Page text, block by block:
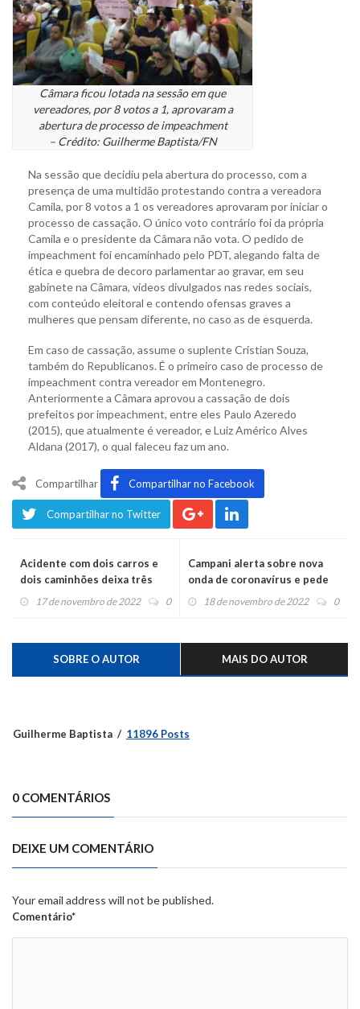
Câmara ficou lotada na sessão em que
vereadores, por 8 votos a 1, aprovaram a
abertura de processo de impeachment
– Crédito: Guilherme Baptista/FN
Na sessão que decidiu pela abertura do processo, com a
presença de uma multidão protestando contra a vereadora
Camila, por 8 votos a 1 os vereadores aprovaram por iniciar o
processo de cassação. O único voto contrário foi da própria
Camila e o presidente da Câmara não vota. O pedido de
impeachment foi encaminhado pelo PDT, alegando falta de
ética e quebra de decoro parlamentar ao gravar, em seu
gabinete na Câmara, vídeos divulgados nas redes sociais,
com conteúdo eleitoral e contendo ofensas graves a
mulheres que pensam diferente, no caso as de esquerda.
Em caso de cassação, assume o suplente Cristian Souza,
também do Republicanos. É o primeiro caso de processo de
impeachment contra vereador em Montenegro.
Anteriormente a Câmara aprovou a cassação de dois
prefeitos por impeachment, entre eles Paulo Azeredo
(2015), que atualmente é vereador, e Luiz Américo Alves
Aldana (2017), o qual faleceu faz um ano.
Compartilhar Compartilhar no Facebook
Compartilhar no Twitter
Acidente com dois carros e
dois caminhões deixa três
feridos, na RS 122
17 de novembro de 2022 0
Campani alerta sobre nova
onda de coronavírus e pede
que caienses façam a vacina
18 de novembro de 2022 0
SOBRE O AUTOR MAIS DO AUTOR
Guilherme Baptista 11896 Posts
0 COMENTÁRIOS
DEIXE UM COMENTÁRIO
Your email address will not be published.
Comentário*